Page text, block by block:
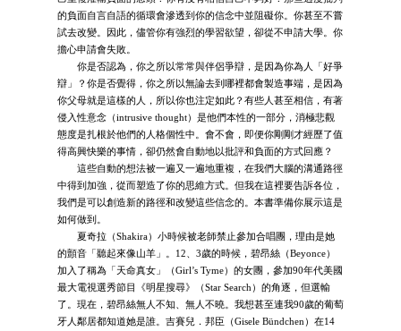
的負面自言自語的循環會滲透到你的信念中並阻礙你。你甚至不嘗
試去改變。因此，儘管你有強烈的學習欲望，卻從不申請大學。你
擔心申請會失敗。
你是否認為，你之所以常常與伴侶爭辯，是因為你為人「好爭
辯」？你是否覺得，你之所以無論去到哪裡都會製造事端，是因為
你父母就是這樣的人，所以你也注定如此？有些人甚至相信，有著
侵入性意念（intrusive thought）是他們本性的一部分，消極悲觀
態度是扎根於他們的人格個性中。會不會，即便你剛剛才經歷了值
得高興快樂的事情，卻仍然會自動地以批評和負面的方式回應？
這些自動的想法被一遍又一遍地重複，在我們大腦的溝通路徑
中得到加強，從而塑造了你的思維方式。但我在這裡要告訴各位，
我們是可以創造新的路徑和改變這些信念的。本書準備你展示這是
如何做到。
夏奇拉（Shakira）小時候被老師禁止參加合唱團，理由是她
的顫音「聽起來像山羊」。12、3歲的時候，碧昂絲（Beyonce）
加入了稱為「天命真女」（Girl’s Tyme）的女團，參加90年代美國
最大電視選秀節目《明星搜尋》（Star Search）的角逐，但選輸
了。現在，碧昂絲無人不知、無人不曉。我想甚至連我90歲的葡萄
牙人鄰居都知道她是誰。吉賽兒．邦臣（Gisele Bündchen）在14